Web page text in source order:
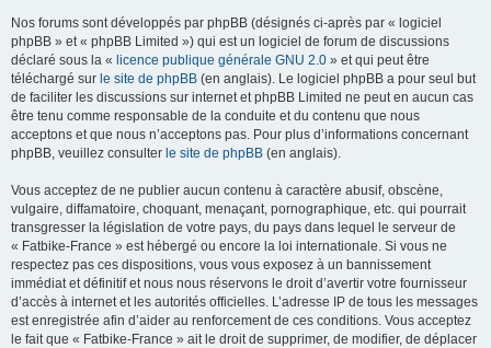
Nos forums sont développés par phpBB (désignés ci-après par « logiciel
phpBB » et « phpBB Limited ») qui est un logiciel de forum de discussions
déclaré sous la « licence publique générale GNU 2.0 » et qui peut être
téléchargé sur le site de phpBB (en anglais). Le logiciel phpBB a pour seul but
de faciliter les discussions sur internet et phpBB Limited ne peut en aucun cas
être tenu comme responsable de la conduite et du contenu que nous
acceptons et que nous n’acceptons pas. Pour plus d’informations concernant
phpBB, veuillez consulter le site de phpBB (en anglais).
Vous acceptez de ne publier aucun contenu à caractère abusif, obscène,
vulgaire, diffamatoire, choquant, menaçant, pornographique, etc. qui pourrait
transgresser la législation de votre pays, du pays dans lequel le serveur de
« Fatbike-France » est hébergé ou encore la loi internationale. Si vous ne
respectez pas ces dispositions, vous vous exposez à un bannissement
immédiat et définitif et nous nous réservons le droit d’avertir votre fournisseur
d’accès à internet et les autorités officielles. L’adresse IP de tous les messages
est enregistrée afin d’aider au renforcement de ces conditions. Vous acceptez
le fait que « Fatbike-France » ait le droit de supprimer, de modifier, de déplacer